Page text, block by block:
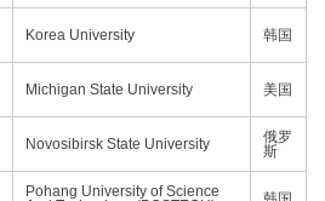
Korea University 韩国
Michigan State University 美国
Novosibirsk State University
俄罗
斯
Pohang University of Science